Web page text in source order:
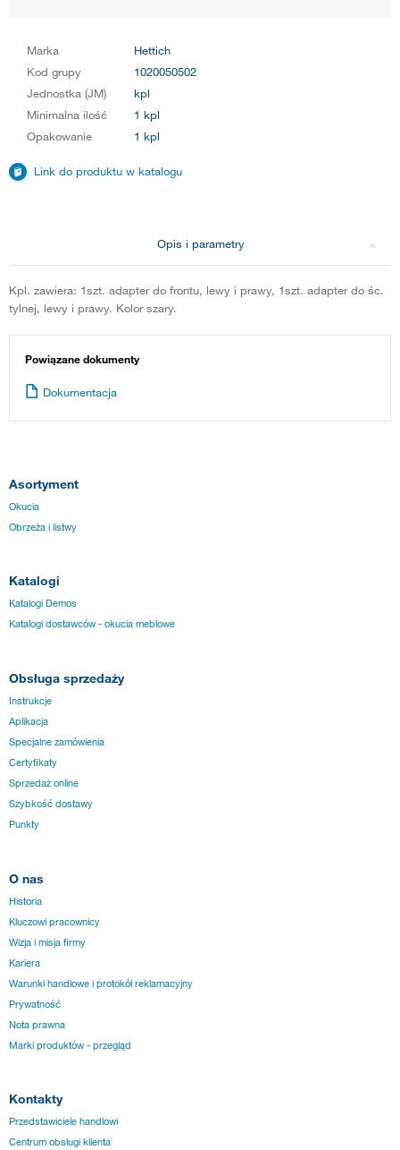
Marka
Hettich
Kod grupy
1020050502
Jednostka (JM)
kpl
Minimalna ilość
1 kpl
Opakowanie
1 kpl
Link do produktu w katalogu
Opis i parametry
Kpl. zawiera: 1szt. adapter do frontu, lewy i prawy, 1szt. adapter do śc.
tylnej, lewy i prawy. Kolor szary.
Powiązane dokumenty
Dokumentacja
Asortyment
Okucia
Obrzeża i listwy
Katalogi
Katalogi Demos
Katalogi dostawców - okucia meblowe
Obsługa sprzedaży
Instrukcje
Aplikacja
Specjalne zamówienia
Certyfikaty
Sprzedaż online
Szybkość dostawy
Punkty
O nas
Historia
Kluczowi pracownicy
Wizja i misja firmy
Kariera
Warunki handlowe i protokół reklamacyjny
Prywatność
Nota prawna
Marki produktów - przegląd
Kontakty
Przedstawiciele handlowi
Centrum obsługi klienta